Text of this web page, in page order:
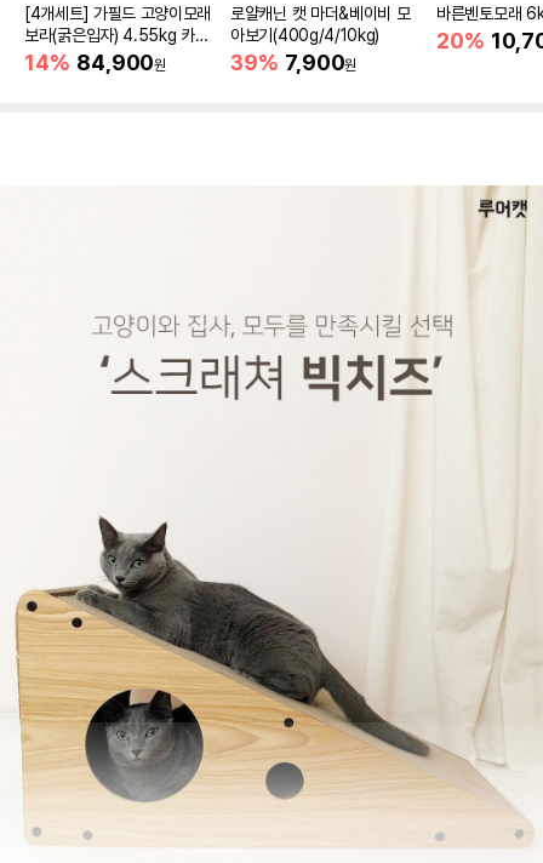
[4개세트] 가필드 고양이모래
보라(굵은입자) 4.55kg 카사
바모래
14% 84,900원
로얄캐닌 캣 마더&베이비 모
아보기(400g/4/10kg)
39% 7,900원
바른벤토모래
20%